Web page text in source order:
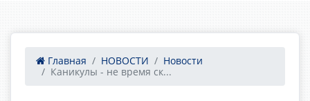
Главная НОВОСТИ
Новости
Каникулы - не время ск...